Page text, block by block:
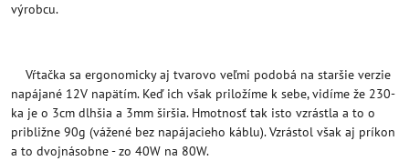
výrobcu.
Vŕtačka sa ergonomicky aj tvarovo veľmi podobá na staršie verzie
napájané 12V napätím. Keď ich však priložíme k sebe, vidíme že 230-
ka je o 3cm dlhšia a 3mm širšia. Hmotnosť tak isto vzrástla a to o
približne 90g (vážené bez napájacieho káblu). Vzrástol však aj príkon
a to dvojnásobne - zo 40W na 80W.